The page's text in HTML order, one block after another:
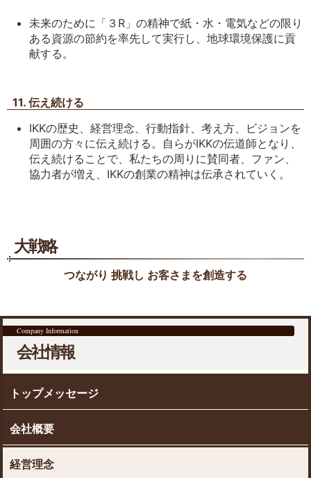
Company Information
会社情報
トップメッセージ
会社概要
経営理念
未来のために「３R」の精神で紙・水・電気などの限り
ある資源の節約を率先して実行し、地球環境保護に貢
献する。
11. 伝え続ける
IKKの歴史、経営理念、行動指針、考え方、ビジョンを
周囲の方々に伝え続ける。自らがIKKの伝道師となり、
伝え続けることで、私たちの周りに賛同者、ファン、
協力者が増え、IKKの創業の精神は伝承されていく。
大戦略
つながり 挑戦し お客さまを創造する